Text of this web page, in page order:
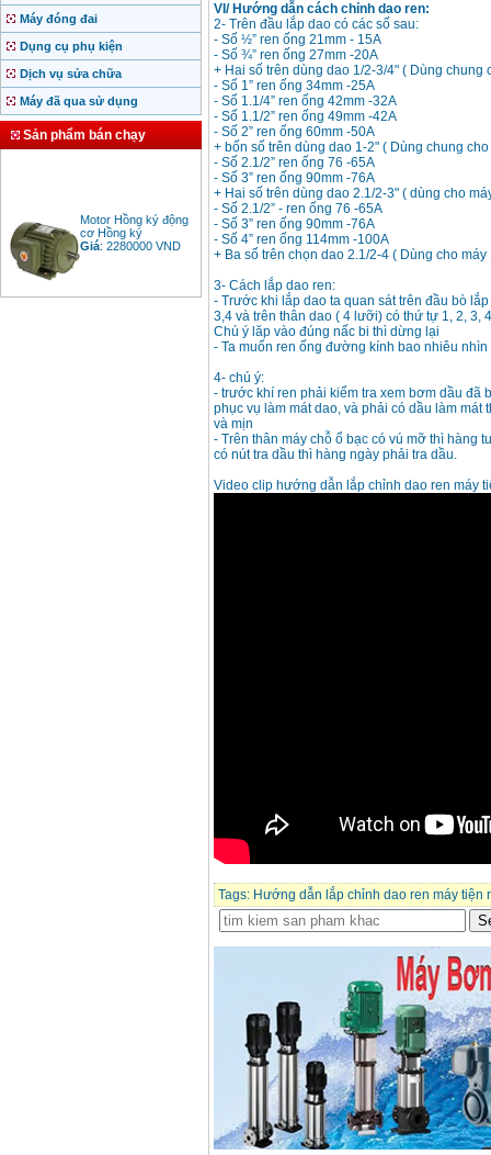
Máy đóng đai
Dụng cụ phụ kiện
Dịch vụ sửa chữa
Máy đã qua sử dụng
Sản phẩm bán chạy
Motor Hồng ký động
cơ Hồng ký
Giá :2280000 VND
VI/ Hướng dẫn cách chỉnh dao ren:
2- Trên đầu lắp dao có các số sau:
- Số ½” ren ống 21mm - 15A
- Số ¾” ren ống 27mm -20A
+ Hai số trên dùng dao 1/2-3/4" ( Dùng chung
- Số 1” ren ống 34mm -25A
- Số 1.1/4” ren ống 42mm -32A
- Số 1.1/2” ren ống 49mm -42A
- Số 2” ren ống 60mm -50A
+ bốn số trên dùng dao 1-2" ( Dùng chung
- Số 2.1/2” ren ống 76 -65A
- Số 3” ren ống 90mm -76A
+ Hai số trên dùng dao 2.1/2-3" ( dùng cho
- Số 2.1/2” - ren ống 76 -65A
- Số 3” ren ống 90mm -76A
- Số 4” ren ống 114mm -100A
+ Ba số trên chọn dao 2.1/2-4 ( Dùng cho
3- Cách lắp dao ren:
- Trước khi lắp dao ta quan sát trên đầu bò
3,4 và trên thân dao ( 4 lưỡi) có thứ tự 1, 2, 3,
Chú ý lăp vào đúng nấc bi thì dừng lại
- Ta muốn ren ống đường kính bao nhiêu
4- chú ý:
- trước khí ren phải kiểm tra xem bơm dầu đã
phục vụ làm mát dao, và phải có dầu làm mát
và mịn
- Trên thân máy chỗ ổ bạc có vú mỡ thì hàng
có nút tra dầu thì hàng ngày phải tra dầu.
Video clip hướng dẫn lắp chỉnh dao ren máy
Tags: Hướng dẫn lắp chỉnh dao ren máy tiện